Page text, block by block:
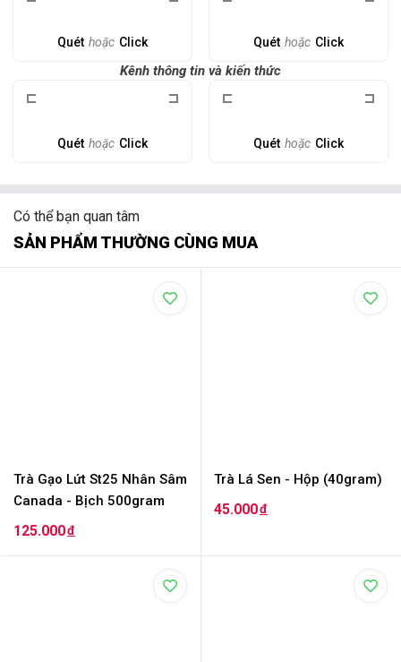
Quét hoặc Click Quét hoặc Click
Kênh thông tin và kiến thức
Quét hoặc Click Quét hoặc Click
Có thể bạn quan tâm
SẢN PHẨM THƯỜNG CÙNG MUA
Trà Gạo Lứt St25 Nhân Sâm
Canada - Bịch 500gram
125.000đ
Trà Lá Sen - Hộp (40gram)
45.000đ